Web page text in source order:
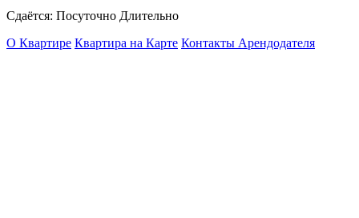
Сдаётся: Посуточно Длительно
О Квартире Квартира на Карте Контакты Арендодателя